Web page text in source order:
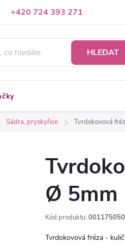
+420 724 393 271
Napište nám
HLEDAT
Sádra, pryskyřice Tvrdokovová
Ø 5mm
Kód produktu: 001175050
Tvrdokovová fréza -